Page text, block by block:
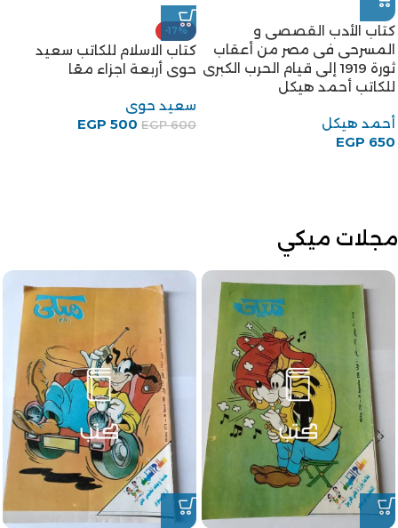
كتاب الأدب القصصى و
المسرحى فى مصر من أعقاب
ثورة 1919 إلى قيام الحرب الكبرى
للكاتب أحمد هيكل
أحمد هيكل
EGP 650
-17%
كتاب الاسلام للكاتب سعيد
حوى أربعة اجزاء معًا
سعيد حوى
EGP600
EGP 500
مجلات ميكي